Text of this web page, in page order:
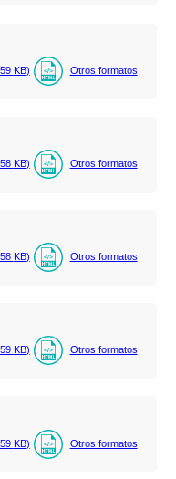
KB) Otros formatos
KB) Otros formatos
KB) Otros formatos
KB) Otros formatos
KB) Otros formatos